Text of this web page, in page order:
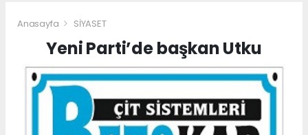
Anasayfa SİYASET
Yeni Parti’de başkan Utku